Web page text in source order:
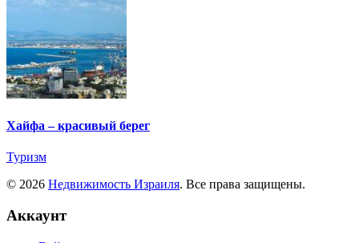
Хайфа – красивый берег
Туризм
© 2026 Недвижимость Израиля. Все права защищены.
Аккаунт